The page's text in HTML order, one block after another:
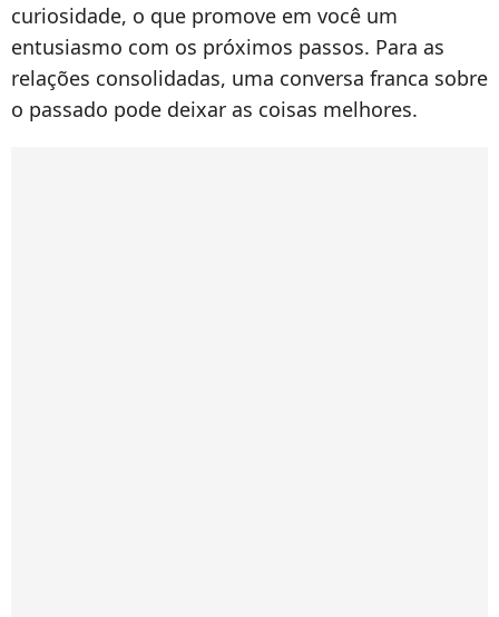
curiosidade, o que promove em você um
entusiasmo com os próximos passos. Para as
relações consolidadas, uma conversa franca sobre
o passado pode deixar as coisas melhores.